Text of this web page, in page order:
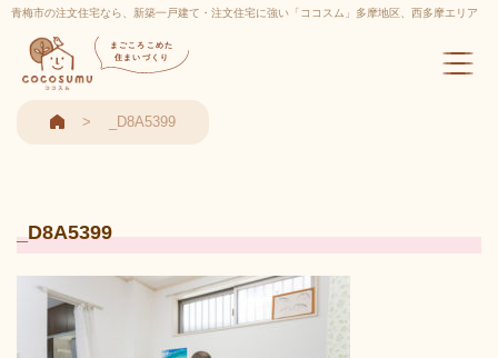
青梅市の注文住宅なら、新築一戸建て・注文住宅に強い「ココスム」多摩地区、西多摩エリア
実績多数
まごころこめた
住まいづくり
_D8A5399
_D8A5399